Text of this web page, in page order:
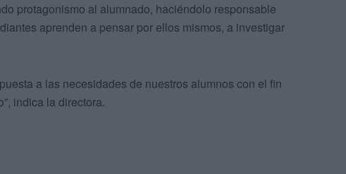
protagonismo al alumnado, haciéndolo responsable
aprenden a pensar por ellos mismos, a investigar
a las necesidades de nuestros alumnos con el fin
indica la directora.